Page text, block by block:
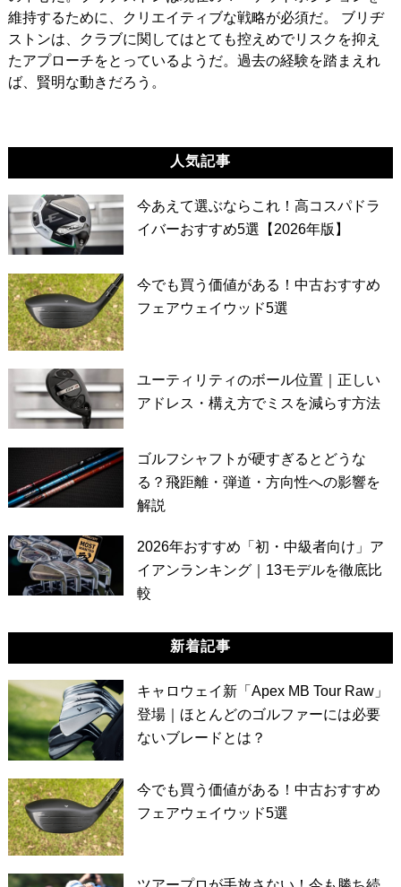
維持するために、クリエイティブな戦略が必須だ。 ブリヂ
ストンは、クラブに関してはとても控えめでリスクを抑え
たアプローチをとっているようだ。過去の経験を踏まえれ
ば、賢明な動きだろう。
人気記事
今あえて選ぶならこれ！高コスパドラ
イバーおすすめ5選【2026年版】
今でも買う価値がある！中古おすすめ
フェアウェイウッド5選
ユーティリティのボール位置｜正しい
アドレス・構え方でミスを減らす方法
ゴルフシャフトが硬すぎるとどうな
る？飛距離・弾道・方向性への影響を
解説
2026年おすすめ「初・中級者向け」ア
イアンランキング｜13モデルを徹底比
較
新着記事
キャロウェイ新「Apex MB Tour Raw」
登場｜ほとんどのゴルファーには必要
ないブレードとは？
今でも買う価値がある！中古おすすめ
フェアウェイウッド5選